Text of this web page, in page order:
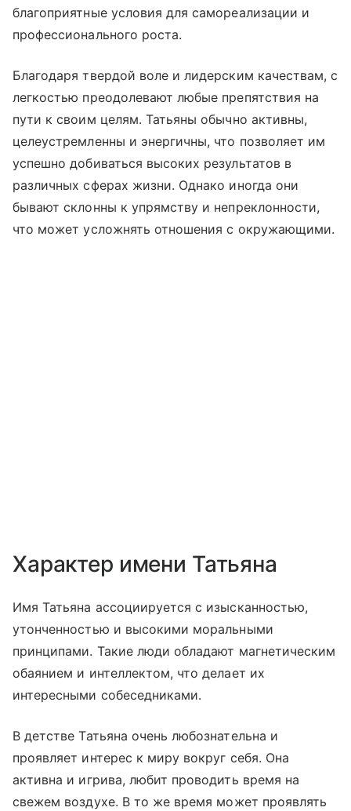
благоприятные условия для самореализации и
профессионального роста.
Благодаря твердой воле и лидерским качествам, с
легкостью преодолевают любые препятствия на
пути к своим целям. Татьяны обычно активны,
целеустремленны и энергичны, что позволяет им
успешно добиваться высоких результатов в
различных сферах жизни. Однако иногда они
бывают склонны к упрямству и непреклонности,
что может усложнять отношения с окружающими.
Характер имени Татьяна
Имя Татьяна ассоциируется с изысканностью,
утонченностью и высокими моральными
принципами. Такие люди обладают магнетическим
обаянием и интеллектом, что делает их
интересными собеседниками.
В детстве Татьяна очень любознательна и
проявляет интерес к миру вокруг себя. Она
активна и игрива, любит проводить время на
свежем воздухе. В то же время может проявлять